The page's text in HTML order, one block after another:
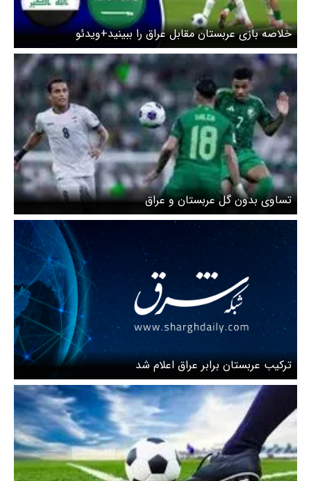
خلاصه بازی عربستان مقابل عراق را ببینید+ویدئو
تساوی بدون گل عربستان و عراق
ترکیب عربستان برابر عراق اعلام شد